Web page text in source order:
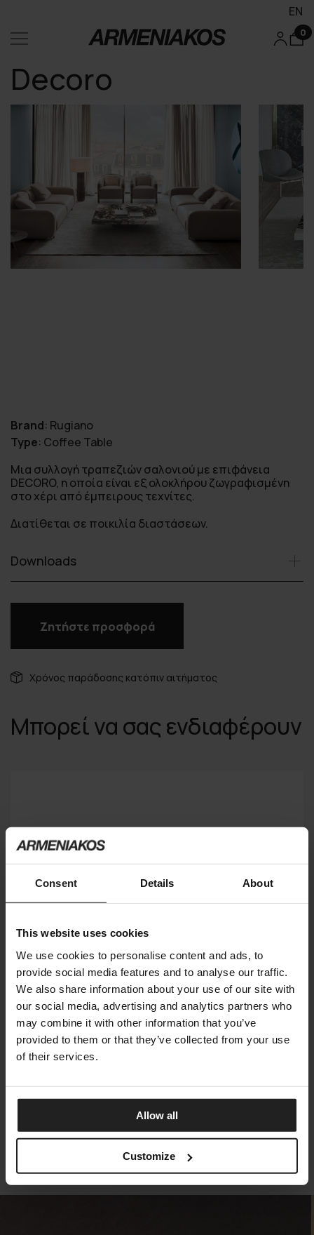
Consent Details About
This website uses cookies
We use cookies to personalise content and ads, to
provide social media features and to analyse our traffic.
We also share information about your use of our site with
our social media, advertising and analytics partners who
may combine it with other information that you’ve
provided to them or that they’ve collected from your use
of their services.
Allow all
Customize
EN
0
Decoro
Brand: Rugiano
Type: Coffee Table
Μια συλλογή τραπεζιών σαλονιού με επιφάνεια
DECORO, η οποία είναι εξ ολοκλήρου ζωγραφισμένη
στο χέρι από έμπειρους τεχνίτες.
Διατίθεται σε ποικιλία διαστάσεων.
Downloads
Ζητήστε προσφορά
Χρόνος παράδοσης κατόπιν αιτήματος
Μπορεί να σας ενδιαφέρουν